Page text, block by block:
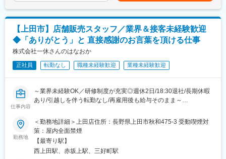
■業務内容詳細
◇半導体や電子基板の検査に使われる「プローブ」と呼ばれる精
密部品に、専用装置を使用してコーティング加工を行う仕事で
す。
な環境で勤務いただきます。扱う製品は非常に小さいため、細か
な作業や手先を使う仕事が好きな方に向いています。
ック、作業記録の入力などを担当します。専門知識は入社後に身
につけられるため、製造業未経験の方も安心してスタートできま
◇実際に美容師や販売スタッフ、サービス業など異業種から入社
した社員も活躍中です。入社後は日勤で基礎から学び、習熟度に
応じて三交替勤務へ移行していただきます。
【上田市】店舗販売スタッフ／業界＆接客未経験歓迎
◆「ありがとう」と 直接感謝のお言葉を頂ける仕事
株式会社一休さんのはなおか
正社員 転勤なし 職種未経験歓迎 業種未経験歓迎
仕事内容
～業界未経験OK／研修制度が充実◎週休2日/18:30退社/長期休暇
あり/引越しを伴う転勤なし/再雇用後も給与そのまま～
当社は、昭和38年の創業時より地元の皆さまに親しまれ供養の専
門店としてこれまで続けてまいりました。
お客様が「心の豊かさと仕合せな暮らし」を実現するためのお手
伝いをすることを使命としております。
勤務地
＜勤務地詳細＞上田店住所：長野県上田市秋和475-3 受動喫煙対
策：屋内全面禁煙
【最寄り駅】
西上田駅、赤坂上駅、三好町駅